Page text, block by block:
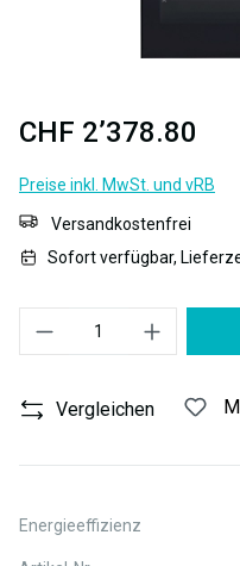
CHF 2’378.80
Preise inkl. MwSt. und vRB
Versandkostenfrei
Sofort verfügbar,
Vergleichen
Energieeffizienz